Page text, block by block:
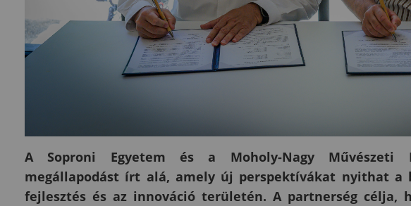
A Soproni Egyetem és a Moholy-Nagy Művészeti
megállapodást írt alá, amely új perspektívákat nyithat
fejlesztés és az innováció területén. A partnerség célja,